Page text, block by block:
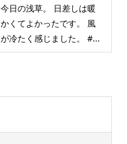
今日の浅草。 日差しは暖
かくてよかったです。 風
が冷たく感じました。 #...